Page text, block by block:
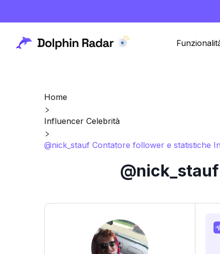
Home
Influencer Celebrità
@nick_stauf Contatore follower e statistiche